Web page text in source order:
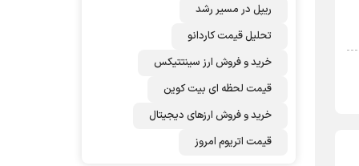
ریپل در مسیر رشد
تحلیل قیمت کاردانو
خرید و فروش ارز سینتتیکس
قیمت لحظه ای بیت کوین
خرید و فروش ارزهای دیجیتال
قیمت اتریوم امروز